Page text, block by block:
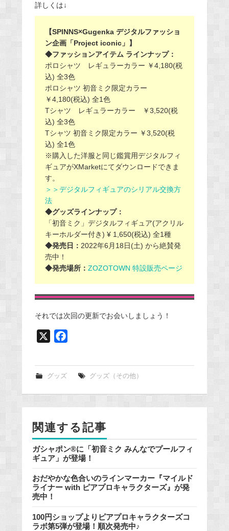
詳しくは↓
【SPINNS×Gugenka デジタルファッショ
ン企画「Project iconic」】
◆ファッションアイテム ラインナップ：
ポロシャツ レギュラーカラー ￥4,180(税
込) 全3⾊
ポロシャツ 初音ミク限定カラー
￥4,180(税込) 全1⾊
Tシャツ レギュラーカラー ￥3,520(税
込) 全3⾊
Tシャツ 初音ミク限定カラー ￥3,520(税
込) 全1⾊
※購⼊した洋服と同じ鑑賞⽤デジタルフィ
ギュアがXMarketにてダウンロードできま
す。
＞＞デジタルフィギュアのシリアル交換方
法
◆グッズラインナップ：
「初⾳ミク」デジタルフィギュア(アクリル
キーホルダー付き) ¥ 1,650(税込) 全1種
◆発売⽇： 2022年6⽉18⽇(⼟) から絶賛発
売中！
◆発売場所： ZOZOTOWN 特設販売ページ
それでは次回の更新でお会いしましょう！
k
グッズ グッズ（その他）
関連する記事
ガシャポン®に「初音ミク みんなでプールフィ
ギュア」が登場！
おだやかな色合いのラインマーカー『マイルド
ライナー with ピアプロキャラクターズ』が発
売中！
100円ショップよりピアプロキャラクターズコ
ラボ第5弾が登場！順次発売中♪